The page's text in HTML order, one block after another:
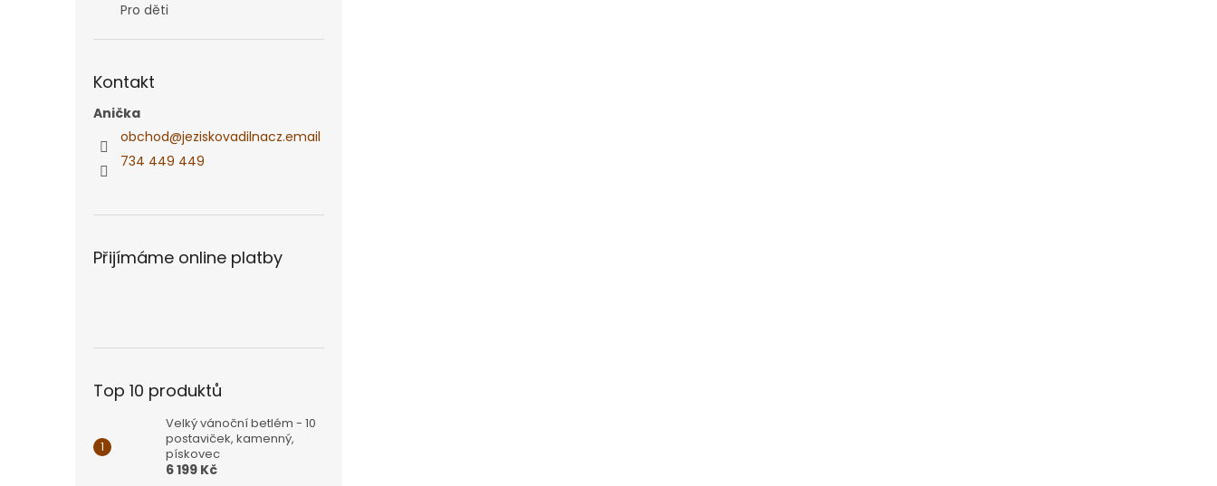
Pro děti
Kontakt
Anička
obchod@jeziskovadilnacz.email
734 449 449
Přijímáme online platby
Top 10 produktů
Velký vánoční betlém - 10
postaviček, kamenný,
pískovec
6 199 Kč